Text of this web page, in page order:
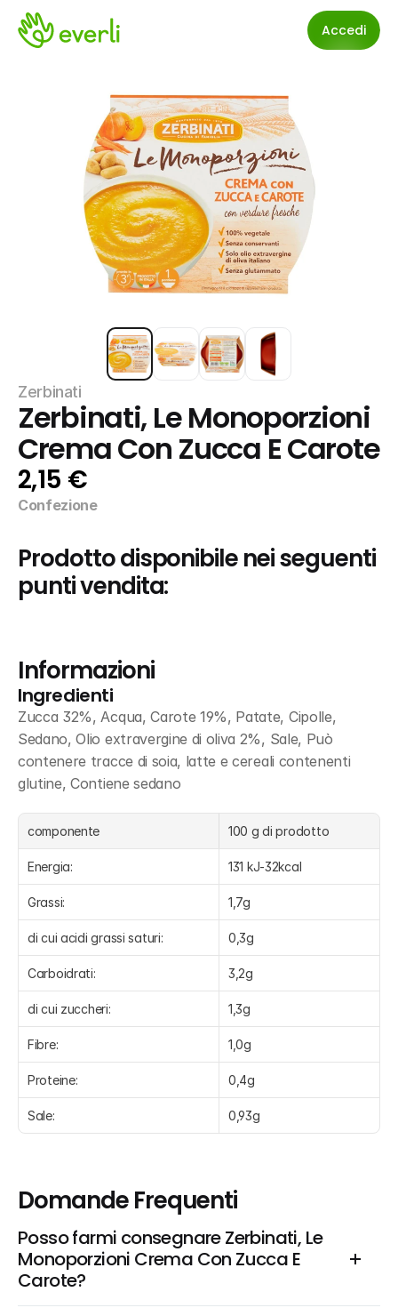
Accedi
Zerbinati
Zerbinati, Le Monoporzioni
Crema Con Zucca E Carote
2,15 €
Confezione
Prodotto disponibile nei seguenti
punti vendita:
Informazioni
Ingredienti
Zucca 32%, Acqua, Carote 19%, Patate, Cipolle,
Sedano, Olio extravergine di oliva 2%, Sale, Può
contenere tracce di soia, latte e cereali contenenti
glutine, Contiene sedano
componente 100 g di prodotto
Energia: 131 kJ-32kcal
Grassi: 1,7g
di cui acidi grassi saturi: 0,3g
Carboidrati: 3,2g
di cui zuccheri: 1,3g
Fibre: 1,0g
Proteine: 0,4g
Sale: 0,93g
Domande Frequenti
Posso farmi consegnare Zerbinati, Le
Monoporzioni Crema Con Zucca E
Carote?